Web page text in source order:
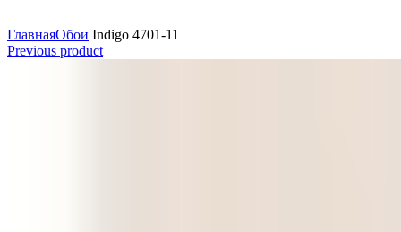
ГлавнаяОбои Indigo 4701-11
Previous product